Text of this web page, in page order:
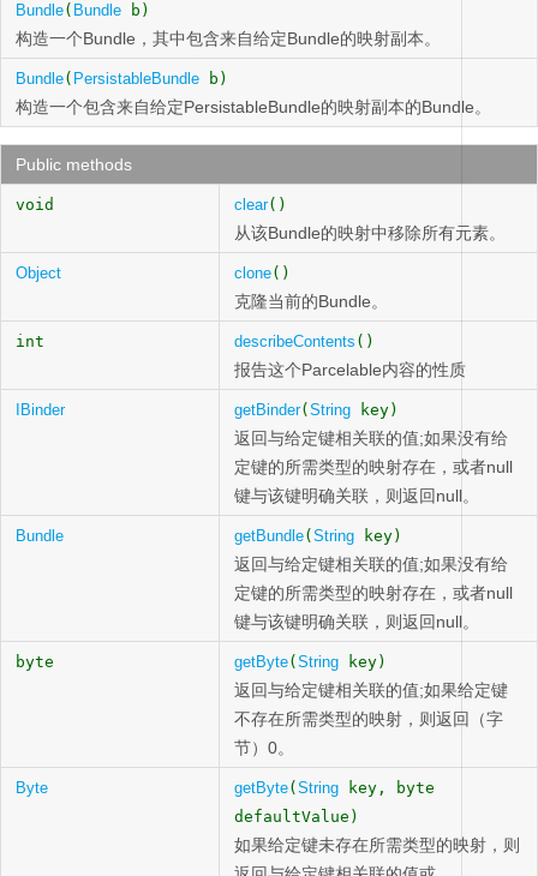
Bundle( Bundle b)
构造一个Bundle，其中包含来自给定Bundle的映射副本。
Bundle( PersistableBundle b)
构造一个包含来自给定PersistableBundle的映射副本的Bundle。
Public methods
void clear()
从该Bundle的映射中移除所有元素。
Object clone()
克隆当前的Bundle。
int describeContents ()
报告这个Parcelable内容的性质
IBinder getBinder( String key)
返回与给定键相关联的值;如果没有给
定键的所需类型的映射存在，或者null
键与该键明确关联，则返回null。
Bundle getBundle( String key)
返回与给定键相关联的值;如果没有给
定键的所需类型的映射存在，或者null
键与该键明确关联，则返回null。
byte getByte( String key)
返回与给定键相关联的值;如果给定键
不存在所需类型的映射，则返回（字
节）0。
Byte getByte( String key, byte
defaultValue)
如果给定键未存在所需类型的映射，则